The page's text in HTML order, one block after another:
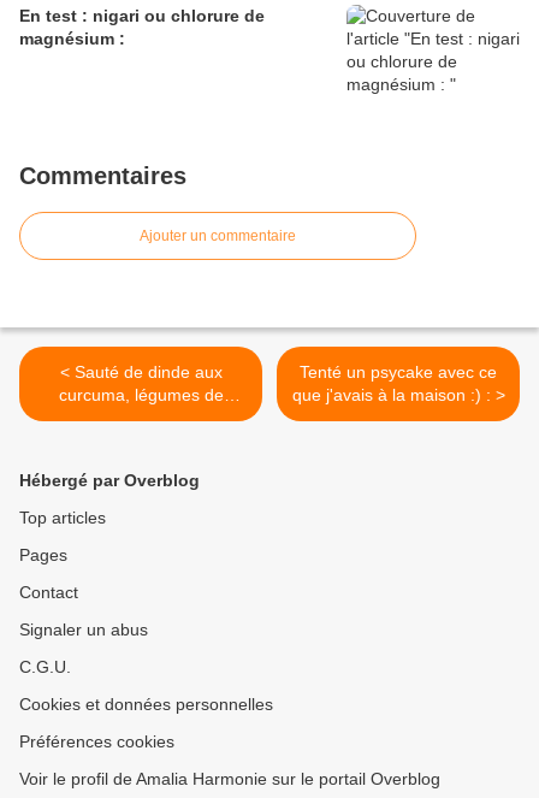
En test : nigari ou chlorure de
magnésium :
Commentaires
Ajouter un commentaire
< Sauté de dinde aux
curcuma, légumes de
saison et lait de coco façon
Tenté un psycake avec ce
que j'avais à la maison :) : >
Hébergé par Overblog
Top articles
Pages
Contact
Signaler un abus
C.G.U.
Cookies et données personnelles
Préférences cookies
Voir le profil de Amalia Harmonie sur le portail Overblog